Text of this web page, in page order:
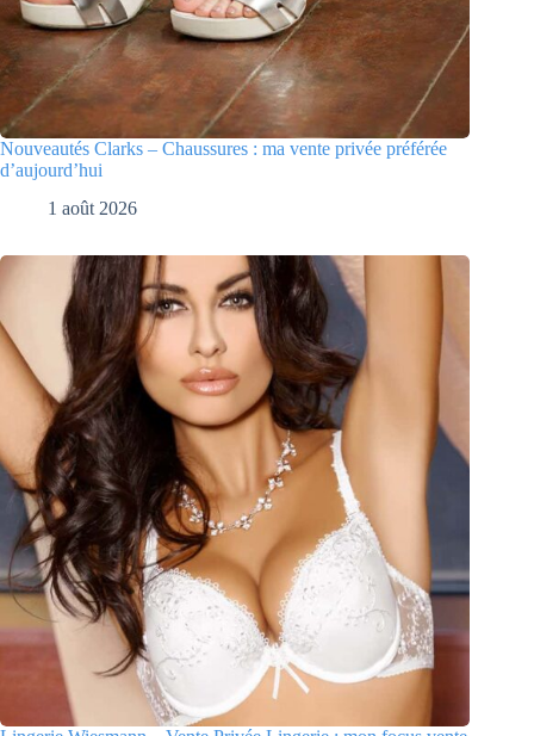
Nouveautés Clarks – Chaussures : ma vente privée préférée
d’aujourd’hui
1 août 2026